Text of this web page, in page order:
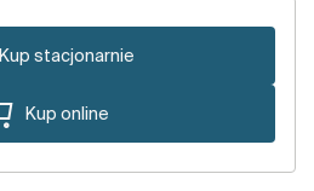
Kup stacjonarnie
Kup online